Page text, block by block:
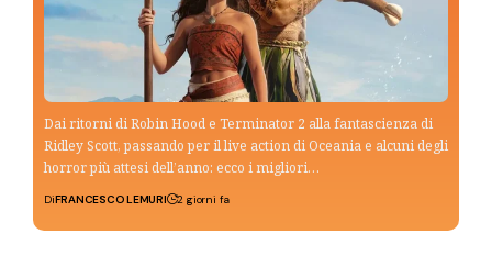
Dai ritorni di Robin Hood e Terminator 2 alla fantascienza di
Ridley Scott, passando per il live action di Oceania e alcuni degli
horror più attesi dell’anno: ecco i migliori…
DiFRANCESCO LEMURI 2 giorni fa